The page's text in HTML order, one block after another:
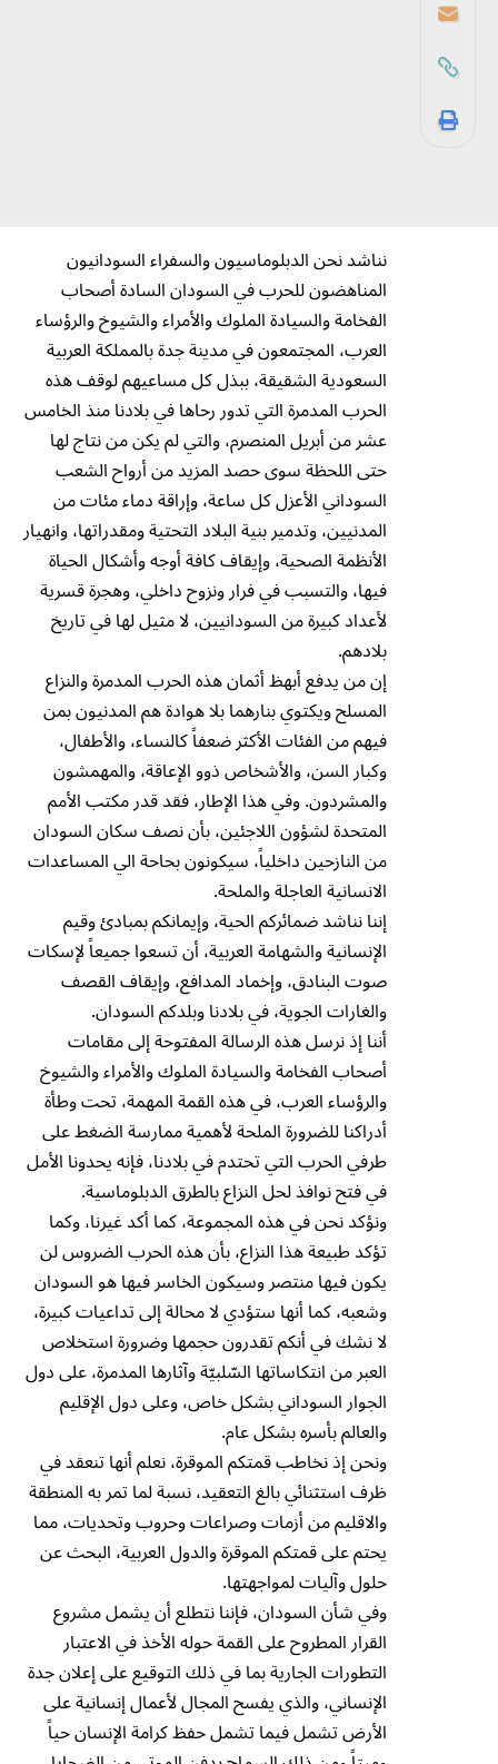
نناشد نحن الدبلوماسيون والسفراء السودانيون
المناهضون للحرب في السودان السادة أصحاب
الفخامة والسيادة الملوك والأمراء والشيوخ والرؤساء
العرب، المجتمعون في مدينة جدة بالمملكة العربية
السعودية الشقيقة، ببذل كل مساعيهم لوقف هذه
الحرب المدمرة التي تدور رحاها في بلادنا منذ الخامس
عشر من أبريل المنصرم، والتي لم يكن من نتاج لها
حتى اللحظة سوى حصد المزيد من أرواح الشعب
السوداني الأعزل كل ساعة، وإراقة دماء مئات من
المدنيين، وتدمير بنية البلاد التحتية ومقدراتها، وانهيار
الأنظمة الصحية، وإيقاف كافة أوجه وأشكال الحياة
فيها، والتسبب في فرار ونزوح داخلي، وهجرة قسرية
لأعداد كبيرة من السودانيين، لا مثيل لها في تاريخ
بلادهم.
إن من يدفع أبهظ أثمان هذه الحرب المدمرة والنزاع
المسلح ويكتوي بنارهما بلا هوادة هم المدنيون بمن
فيهم من الفئات الأكثر ضعفاً كالنساء، والأطفال،
وكبار السن، والأشخاص ذوو الإعاقة، والمهمشون
والمشردون. وفي هذا الإطار، فقد قدر مكتب الأمم
المتحدة لشؤون اللاجئين، بأن نصف سكان السودان
من النازحين داخلياً، سيكونون بحاحة الي المساعدات
الانسانية العاجلة والملحة.
إننا نناشد ضمائركم الحية، وإيمانكم بمبادئ وقيم
الإنسانية والشهامة العربية، أن تسعوا جميعاً لإسكات
صوت البنادق، وإخماد المدافع، وإيقاف القصف
والغارات الجوية، في بلادنا وبلدكم السودان.
أننا إذ نرسل هذه الرسالة المفتوحة إلى مقامات
أصحاب الفخامة والسيادة الملوك والأمراء والشيوخ
والرؤساء العرب، في هذه القمة المهمة، تحت وطأة
أدراكنا للضرورة الملحة لأهمية ممارسة الضغط على
طرفي الحرب التي تحتدم في بلادنا، فإنه يحدونا الأمل
في فتح نوافذ لحل النزاع بالطرق الدبلوماسية.
ونؤكد نحن في هذه المجموعة، كما أكد غيرنا، وكما
تؤكد طبيعة هذا النزاع، بأن هذه الحرب الضروس لن
يكون فيها منتصر وسيكون الخاسر فيها هو السودان
وشعبه، كما أنها ستؤدي لا محالة إلى تداعيات كبيرة،
لا نشك في أنكم تقدرون حجمها وضرورة استخلاص
العبر من انتكاساتها السّلبيّة وآثارها المدمرة، على دول
الجوار السوداني بشكل خاص، وعلى دول الإقليم
والعالم بأسره بشكل عام.
ونحن إذ نخاطب قمتكم الموقرة، نعلم أنها تنعقد في
ظرف استثنائي بالغ التعقيد، نسبة لما تمر به المنطقة
والاقليم من أزمات وصراعات وحروب وتحديات، مما
يحتم على قمتكم الموقرة والدول العربية، البحث عن
حلول وآليات لمواجهتها.
وفي شأن السودان، فإننا نتطلع أن يشمل مشروع
القرار المطروح على القمة حوله الأخذ في الاعتبار
التطورات الجارية بما في ذلك التوقيع على إعلان جدة
الإنساني، والذي يفسح المجال لأعمال إنسانية على
الأرض تشمل فيما تشمل حفظ كرامة الإنسان حياً